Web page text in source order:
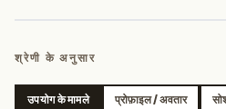
श्रेणी के अनुसार
उपयोग के मामले प्रोफ़ाइल / अवतार